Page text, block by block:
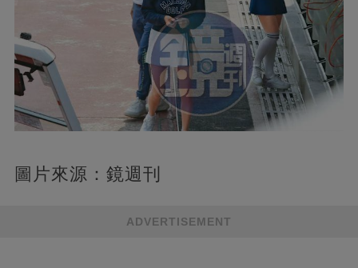
圖片來源：鏡週刊
ADVERTISEMENT